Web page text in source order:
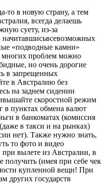
то в новую страну, а тем
всегда делаешь
суету, из-за
«подводные камни»
проблем можно
но очень дорогие
в запрещенных
в Австралию без
на заднем сидении
скоростной режим
в пунктах обмена валют
в банкоматах (комиссия
в такси и на рынках)
нет). Также нужно знать,
то фото и видео
при вылете из Австралии, в
получить (имея при себе чек
купленной вещи! При
других государств